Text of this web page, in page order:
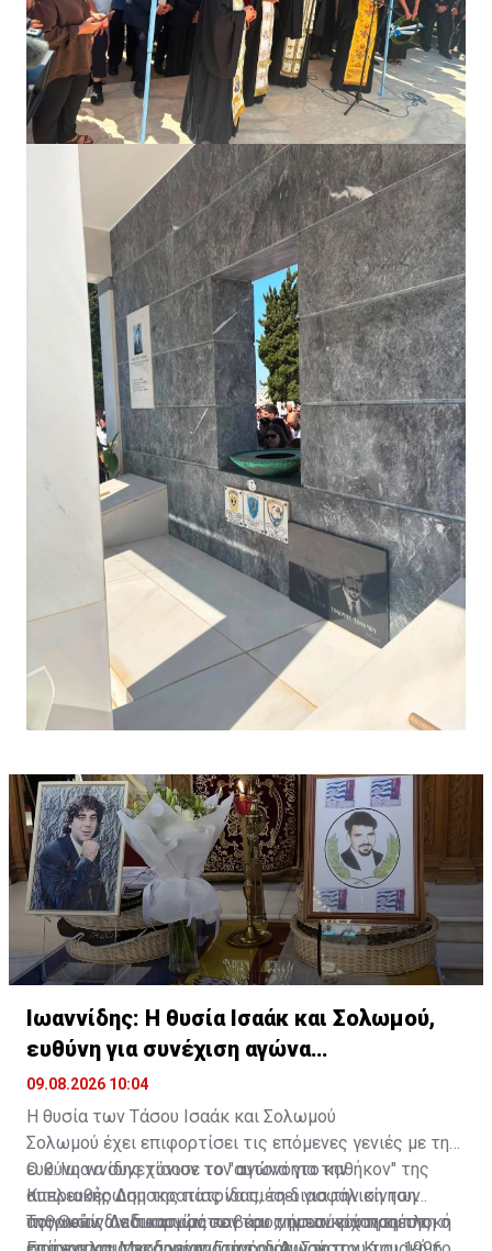
Ιωαννίδης: Η θυσία Ισαάκ και Σολωμού,
ευθύνη για συνέχιση αγώνα
απελευθέρωσης
09.08.2026 10:04
Η θυσία των Τάσου Ισαάκ και Σολωμού
Σολωμού έχει επιφορτίσει τις επόμενες γενιές με την
ευθύνη να συνεχίσουν τον αγώνα για την
απελευθέρωση της πατρίδας, τη διασφάλιση των
ανθρωπίνων δικαιωμάτων και την επικράτηση της
Ο κ. Ιωαννίδης τόνισε το "αυτονόητο καθήκον" της
Κυπριακής Δημοκρατίας να πιέσει για την κίνηση
ποινικών διαδικασιών σε βάρος όσων είχαν εμπλοκή
Της Θείας Λειτουργίας και του ,νημοσύνου προέστη ο